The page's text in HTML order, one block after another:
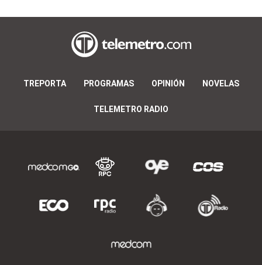
TREPORTA PROGRAMAS OPINIÓN NOVELAS
TELEMETRO RADIO